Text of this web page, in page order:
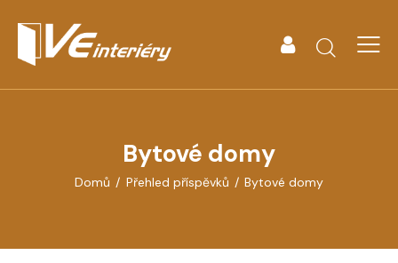
Bytové domy
Domů Přehled příspěvků Bytové domy